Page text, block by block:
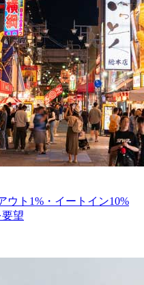
ウト1%・イートイン10%
望